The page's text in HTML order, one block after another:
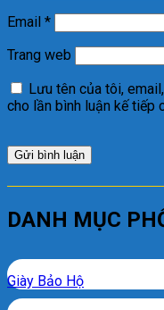
Email *
Trang web
Lưu tên của tôi,
cho lần bình luận kế tiếp
DANH MỤC
Giày Bảo Hộ